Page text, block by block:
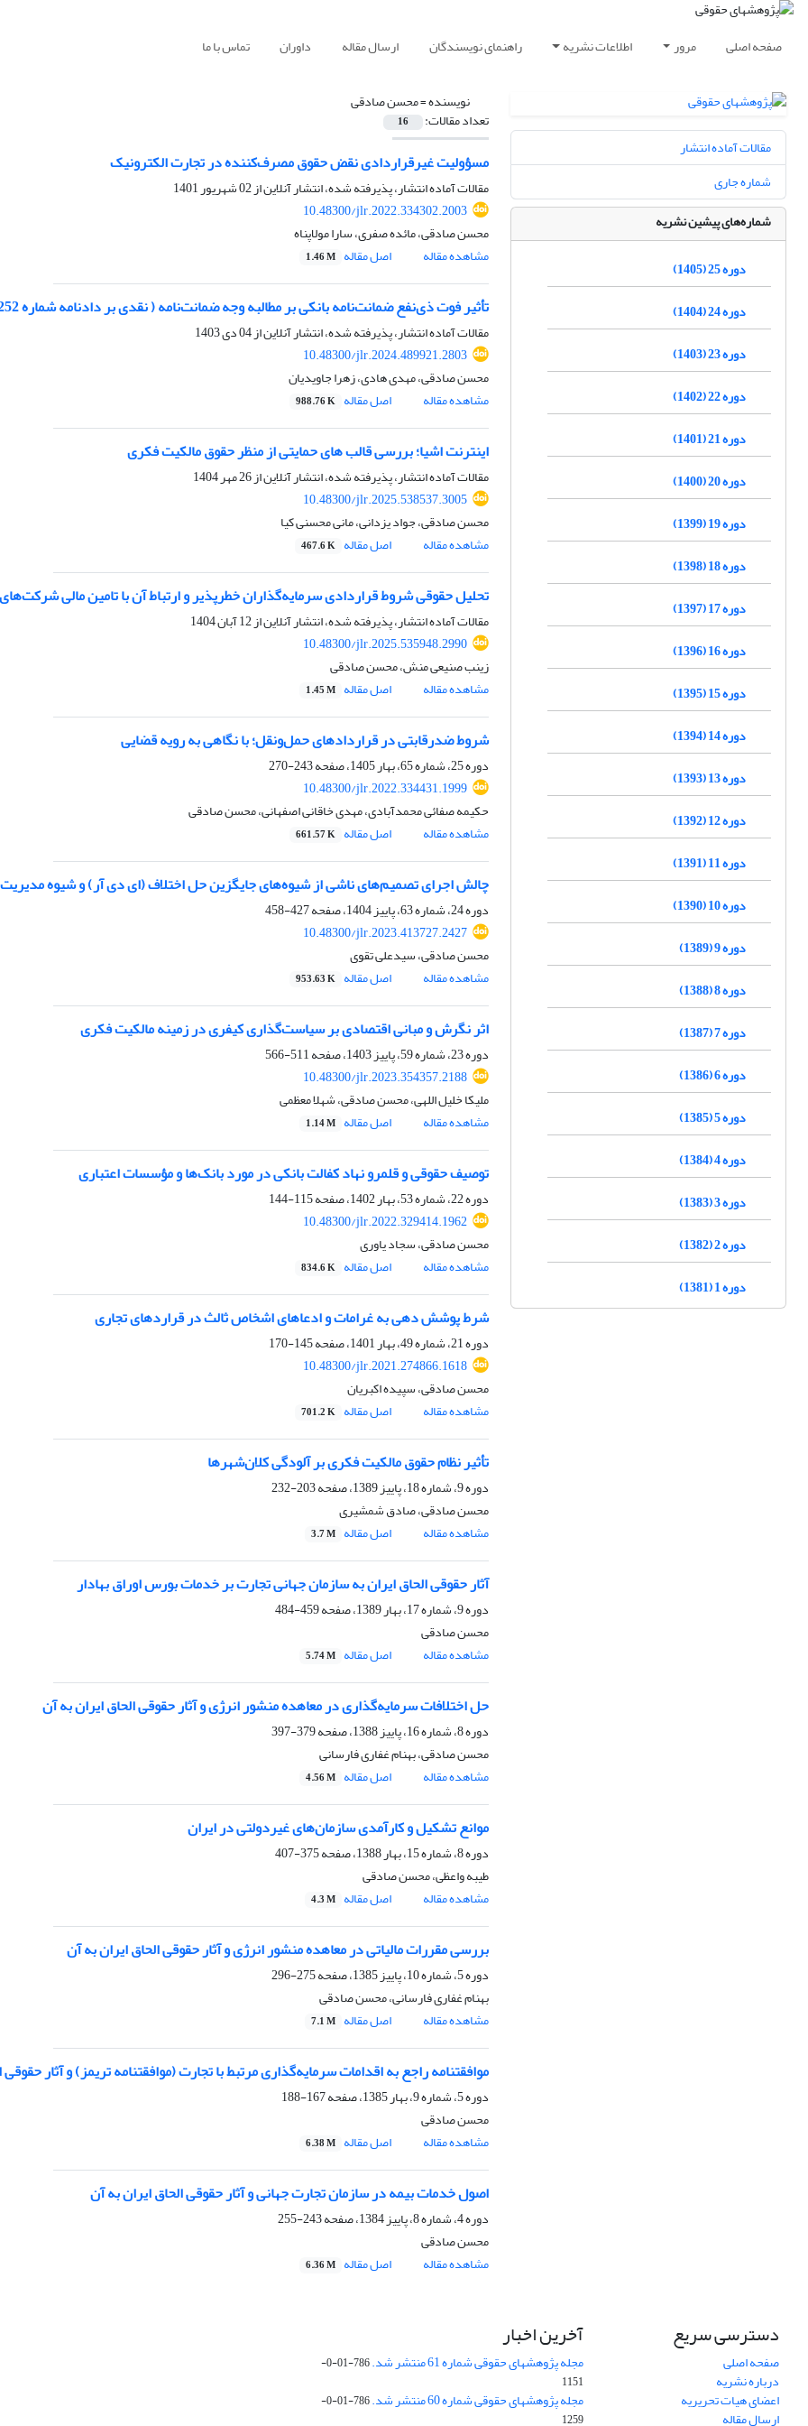
صفحه اصلی مرور اطلاعات نشریه راهنمای نویسندگان ارسال مقاله داوران تماس با ما
نویسنده =محسن صادقی
تعداد مقالات: 16
مسؤولیت غیرقراردادی نقض حقوق مصرف‌کننده در تجارت الکترونیک
مقالات آماده انتشار، پذیرفته شده، انتشار آنلاین از02 شهریور 1401
10.48300/jlr.2022.334302.2003
محسن صادقی، مائده صفری، سارا مولاپناه
مشاهده مقاله
اصل مقاله 1.46 M
تأثیر فوت ذی‌نفع ضمانت‌نامه بانکی بر مطالبه وجه ضمانت‌نامه ( نقدی بر دادنامه شماره 98099702701252 صادره از شعبه 2 دادگاه عمومی حقوقی شیراز)
مقالات آماده انتشار، پذیرفته شده، انتشار آنلاین از04 دی 1403
10.48300/jlr.2024.489921.2803
محسن صادقی، مهدی هادی، زهرا جاویدیان
مشاهده مقاله
اصل مقاله 988.76 K
اینترنت اشیا؛ بررسی قالب های حمایتی از منظر حقوق مالکیت فکری
مقالات آماده انتشار، پذیرفته شده، انتشار آنلاین از26 مهر 1404
10.48300/jlr.2025.538537.3005
محسن صادقی، جواد یزدانی، مانی محسنی کیا
مشاهده مقاله
اصل مقاله 467.6 K
تحلیل حقوقی شروط قراردادی سرمایه‌گذاران خطرپذیر و ارتباط آن با تامین مالی
مقالات آماده انتشار، پذیرفته شده، انتشار آنلاین از12 آبان 1404
10.48300/jlr.2025.535948.2990
زینب صنیعی منش، محسن صادقی
مشاهده مقاله
اصل مقاله 1.45 M
شروط ضدرقابتی در قراردادهای حمل‌ونقل؛ با نگاهی به رویه قضایی
دوره 25، شماره 65، بهار 1405، صفحه
243-270
10.48300/jlr.2022.334431.1999
حکیمه صفائی محمدآبادی، مهدی خاقانی اصفهانی، محسن صادقی
مشاهده مقاله
اصل مقاله 661.57 K
چالش اجرای تصمیم‌های ناشی از شیوه‌های جایگزین حل اختلاف (ای دی آر) و شیوه
دوره 24، شماره 63، پاییز 1404، صفحه
427-458
10.48300/jlr.2023.413727.2427
محسن صادقی، سیدعلی تقوی
مشاهده مقاله
اصل مقاله 953.63 K
اثر نگرش و مبانی اقتصادی بر سیاست‌گذاری کیفری در زمینه مالکیت فکری
دوره 23، شماره 59، پاییز 1403، صفحه
511-566
10.48300/jlr.2023.354357.2188
ملیکا خلیل ‌اللهی، محسن صادقی، شهلا معظمی
مشاهده مقاله
اصل مقاله 1.14 M
توصیف حقوقی و قلمرو نهاد کفالت بانکی در مورد بانک‌ها و مؤسسات اعتباری
دوره 22، شماره 53، بهار 1402، صفحه
115-144
10.48300/jlr.2022.329414.1962
محسن صادقی، سجاد یاوری
مشاهده مقاله
اصل مقاله 834.6 K
شرط پوشش دهی به غرامات و ادعاهای اشخاص ثالث در قراردهای تجاری
دوره 21، شماره 49، بهار 1401، صفحه
145-170
10.48300/jlr.2021.274866.1618
محسن صادقی، سپیده اکبریان
مشاهده مقاله
اصل مقاله 701.2 K
تأثیر نظام حقوق مالکیت فکری بر آلودگی کلان‌شهرها
دوره 9، شماره 18، پاییز 1389، صفحه
203-232
محسن صادقی، صادق شمشیری
مشاهده مقاله
اصل مقاله 3.7 M
آثار حقوقی الحاق ایران به سازمان جهانی تجارت بر خدمات بورس اوراق بهادار
دوره 9، شماره 17، بهار 1389، صفحه
459-484
محسن صادقی
مشاهده مقاله
اصل مقاله 5.74 M
حل اختلافات سرمایه‌گذاری در معاهده منشور انرژی و آثار حقوقی الحاق ایران به آن
دوره 8، شماره 16، پاییز 1388، صفحه
379-397
محسن صادقی، بهنام غفاری فارسانی
مشاهده مقاله
اصل مقاله 4.56 M
موانع تشکیل و کارآمدی سازمان‌های غیردولتی در ایران
دوره 8، شماره 15، بهار 1388، صفحه
375-407
طیبه واعظی، محسن صادقی
مشاهده مقاله
اصل مقاله 4.3 M
بررسی مقررات مالیاتی در معاهده منشور انرژی و آثار حقوقی الحاق ایران به آن
دوره 5، شماره 10، پاییز 1385، صفحه
275-296
بهنام غفاری فارسانی، محسن صادقی
مشاهده مقاله
اصل مقاله 7.1 M
موافقتنامه‌ راجع‌ به‌ اقدامات‌ سرمایه‌گذاری‌ مرتبط‌ با تجارت‌ (موافقتنامه‌ تریمز) و آثار حقوقی‌
دوره 5، شماره 9، بهار 1385، صفحه
167-188
محسن صادقی
مشاهده مقاله
اصل مقاله 6.38 M
اصول‌ خدمات‌ بیمه‌ در سازمان‌ تجارت‌ جهانی‌ و آثار حقوقی‌ الحاق ایران‌ به‌ آن
دوره 4، شماره 8، پاییز 1384، صفحه
243-255
محسن صادقی
مشاهده مقاله
اصل مقاله 6.36 M
مقالات آماده انتشار
شماره جاری
شماره‌های پیشین نشریه
دوره 25 (1405)
دوره 24 (1404)
دوره 23 (1403)
دوره 22 (1402)
دوره 21 (1401)
دوره 20 (1400)
دوره 19 (1399)
دوره 18 (1398)
دوره 17 (1397)
دوره 16 (1396)
دوره 15 (1395)
دوره 14 (1394)
دوره 13 (1393)
دوره 12 (1392)
دوره 11 (1391)
دوره 10 (1390)
دوره 9 (1389)
دوره 8 (1388)
دوره 7 (1387)
دوره 6 (1386)
دوره 5 (1385)
دوره 4 (1384)
دوره 3 (1383)
دوره 2 (1382)
دوره 1 (1381)
دسترسی سریع
صفحه اصلی
درباره نشریه
اعضای هیات تحریریه
ارسال مقاله
آخرین اخبار
مجله پژوهشهای حقوقی شماره 61 منتشر شد.
786-01-0-
1151
مجله پژوهشهای حقوقی شماره 60 منتشر شد.
786-01-0-
1259